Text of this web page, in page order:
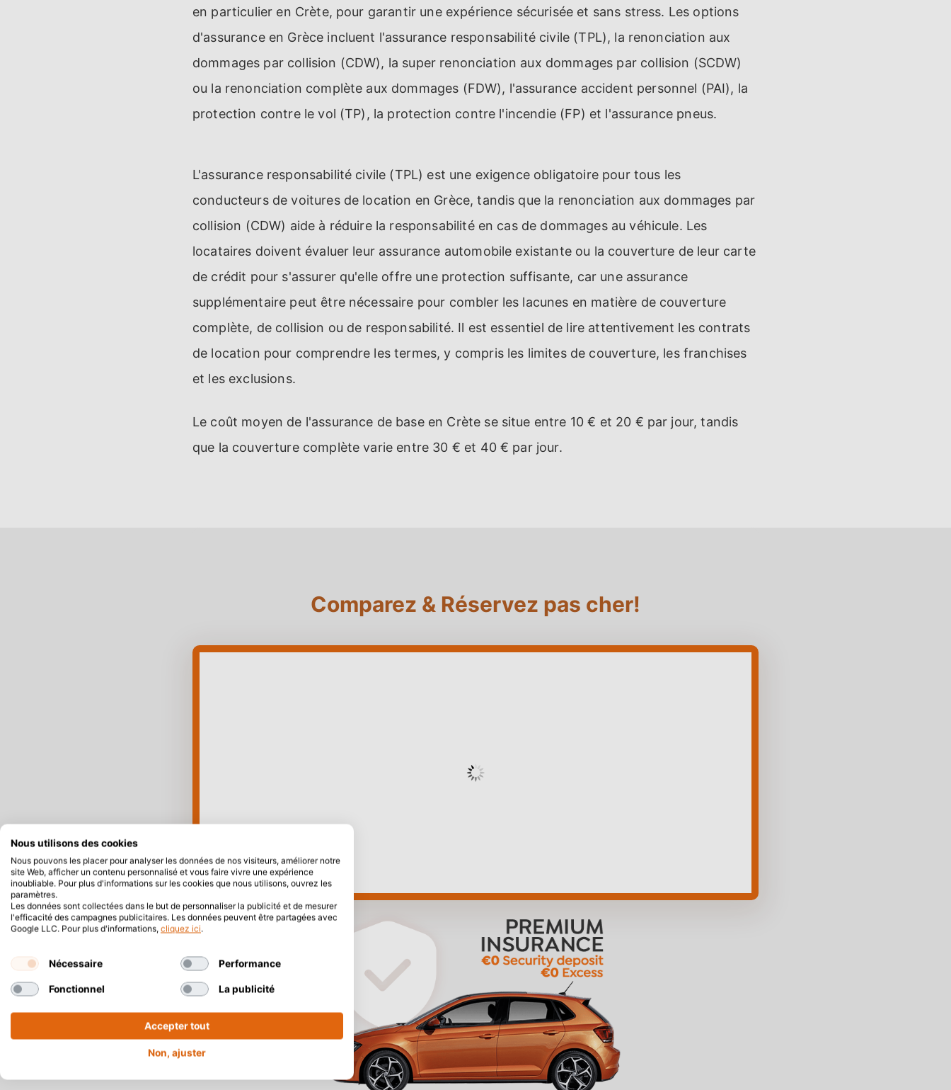
en particulier en Crète, pour garantir une expérience sécurisée et sans stress. Les options
d'assurance en Grèce incluent l'assurance responsabilité civile (TPL), la renonciation aux
dommages par collision (CDW), la super renonciation aux dommages par collision (SCDW)
ou la renonciation complète aux dommages (FDW), l'assurance accident personnel (PAI), la
protection contre le vol (TP), la protection contre l'incendie (FP) et l'assurance pneus.
L'assurance responsabilité civile (TPL) est une exigence obligatoire pour tous les
conducteurs de voitures de location en Grèce, tandis que la renonciation aux dommages par
collision (CDW) aide à réduire la responsabilité en cas de dommages au véhicule. Les
locataires doivent évaluer leur assurance automobile existante ou la couverture de leur carte
de crédit pour s'assurer qu'elle offre une protection suffisante, car une assurance
supplémentaire peut être nécessaire pour combler les lacunes en matière de couverture
complète, de collision ou de responsabilité. Il est essentiel de lire attentivement les contrats
de location pour comprendre les termes, y compris les limites de couverture, les franchises
et les exclusions.
Le coût moyen de l'assurance de base en Crète se situe entre 10 € et 20 € par jour, tandis
que la couverture complète varie entre 30 € et 40 € par jour.
Comparez & Réservez pas cher!
Nous utilisons des cookies
Nous pouvons les placer pour analyser les données de nos visiteurs, améliorer notre
site Web, afficher un contenu personnalisé et vous faire vivre une expérience
inoubliable. Pour plus d'informations sur les cookies que nous utilisons, ouvrez les
paramètres.
Les données sont collectées dans le but de personnaliser la publicité et de mesurer
l'efficacité des campagnes publicitaires. Les données peuvent être partagées avec
Google LLC. Pour plus d'informations, cliquez ici.
Nécessaire Performance
Fonctionnel La publicité
Accepter tout
Non, ajuster